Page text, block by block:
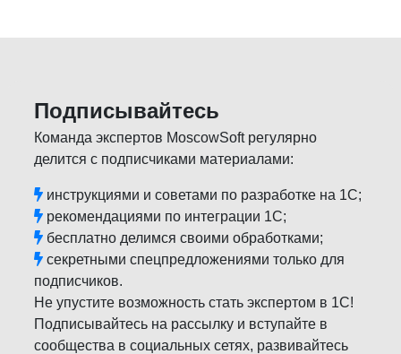
Подписывайтесь
Команда экспертов MoscowSoft регулярно
делится с подписчиками материалами:
инструкциями и советами по разработке на 1С;
рекомендациями по интеграции 1С;
бесплатно делимся своими обработками;
секретными спецпредложениями только для
подписчиков.
Не упустите возможность стать экспертом в 1С!
Подписывайтесь на рассылку и вступайте в
сообщества в социальных сетях, развивайтесь